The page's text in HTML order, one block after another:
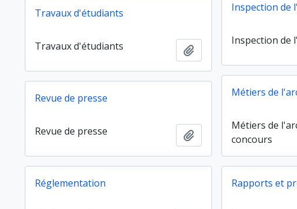
Inspection de
Inspection de
Travaux d'étudiants
Travaux d'étudiants Ajouter au presse-
Métiers de
Métiers de
concours
Revue de presse
Revue de presse Ajouter au presse-
Réglementation Rapports et